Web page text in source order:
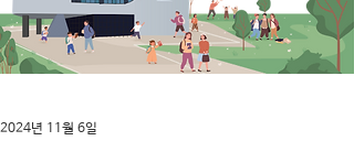
2024년 11월 6일